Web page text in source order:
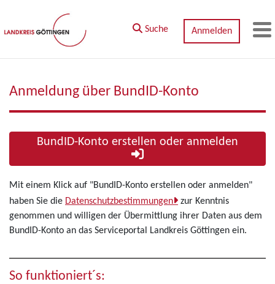
Zum Hauptinhalt springen
Suche
Anmelden
Anmeldung über BundID-Konto
Mit einem Klick auf "BundID-Konto erstellen oder anmelden"
haben Sie die Datenschutzbestimmungen
zur Kenntnis
genommen und willigen der Übermittlung ihrer Daten aus dem
BundID-Konto an das Serviceportal Landkreis Göttingen ein.
So funktioniert´s: